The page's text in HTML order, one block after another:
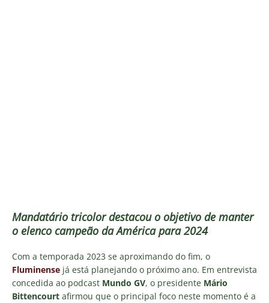
Mandatário tricolor destacou o objetivo de manter
o elenco campeão da América para 2024
Com a temporada 2023 se aproximando do fim, o
Fluminense já está planejando o próximo ano. Em entrevista
concedida ao podcast Mundo GV, o presidente Mário
Bittencourt afirmou que o principal foco neste momento é a